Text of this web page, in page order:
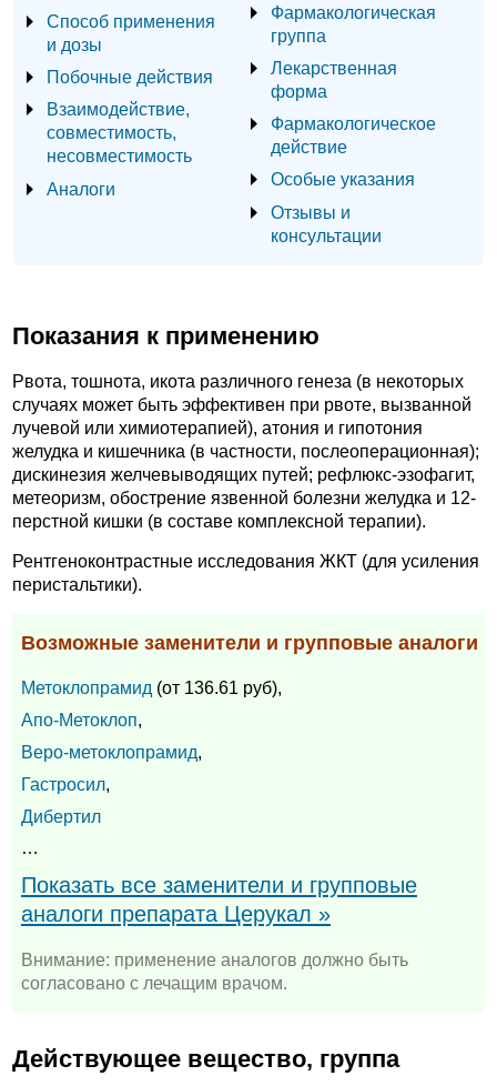
Способ применения
и дозы
Побочные действия
Взаимодействие,
совместимость,
несовместимость
Аналоги
Фармакологическая
группа
Лекарственная
форма
Фармакологическое
действие
Особые указания
Отзывы и
консультации
Показания к применению
Рвота, тошнота, икота различного генеза (в некоторых
случаях может быть эффективен при рвоте, вызванной
лучевой или химиотерапией), атония и гипотония
желудка и кишечника (в частности, послеоперационная);
дискинезия желчевыводящих путей; рефлюкс-эзофагит,
метеоризм, обострение язвенной болезни желудка и 12-
перстной кишки (в составе комплексной терапии).
Рентгеноконтрастные исследования ЖКТ (для усиления
перистальтики).
Возможные заменители и групповые аналоги
Метоклопрамид (от 136.61 руб),
Апо-Метоклоп,
Веро-метоклопрамид,
Гастросил,
Дибертил
…
Показать все заменители и групповые
аналоги препарата Церукал »
Внимание: применение аналогов должно быть
согласовано с лечащим врачом.
Действующее вещество, группа